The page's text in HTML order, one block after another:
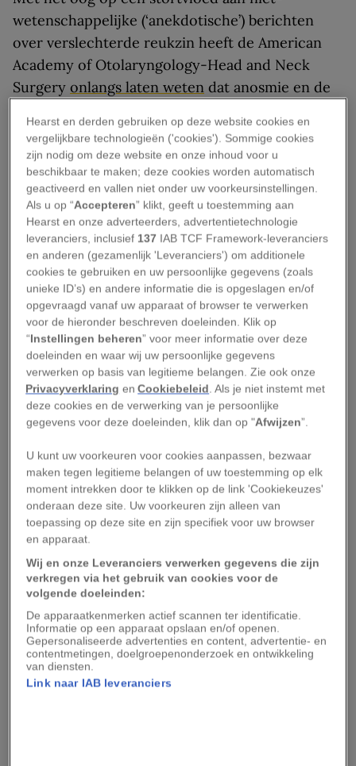
wetenschappelijke (‘anekdotische’) berichten
over verslechterde reukzin heeft de American
Academy of Otolaryngology-Head and Neck
Surgery onlangs laten weten dat anosmie en de
reukzin gebruikt kunnen worden om gevallen
van COVID-19 op het spoor te komen. Volgens
het instituut zijn er steeds meer berichten over
mensen die positief op het coronavirus zijn
getest maar verder geen symptomen vertonen –
behalve dan die geheimzinnige afname van de
reukzin.
Maar andere experts uit de medische wereld
hebben op de rem getrapt, omdat het verband
met het coronavirus niet echt duidelijk is. Tot
dusver heeft de Wereldgezondheidsorganisatie
(WHO) anosmie niet opgevoerd als een van de
‘officiële’ symptomen van COVID-19. Zelfs als er
reukzin op zichzelf niet genoeg om er zeker van
te zijn dat iemand besmet is met het nieuwe
coronavirus, zeggen deze instellingen.
“In het geval van COVID-19 zou het verlies aan
reukzin misschien niet erger zijn dan wat we bij
elke infectie van de bovenste luchtwegen zien,”
zegtSteven Munger
for Smell and Taste in Gainesville, onderdeel van
de University of Florida.
Zo’nveertig procentvan de mensen die lijden
Hearst en derden gebruiken op deze website cookies en
vergelijkbare technologieën ('cookies'). Sommige cookies
zijn nodig om deze website en onze inhoud voor u
beschikbaar te maken; deze cookies worden automatisch
geactiveerd en vallen niet onder uw voorkeursinstellingen.
Als u op “Accepteren” klikt, geeft u toestemming aan
Hearst en onze adverteerders, advertentietechnologie
leveranciers, inclusief 137 IAB TCF Framework-leveranciers
en anderen (gezamenlijk 'Leveranciers') om additionele
cookies te gebruiken en uw persoonlijke gegevens (zoals
unieke ID’s) en andere informatie die is opgeslagen en/of
opgevraagd vanaf uw apparaat of browser te verwerken
voor de hieronder beschreven doeleinden. Klik op
“Instellingen beheren” voor meer informatie over deze
doeleinden en waar wij uw persoonlijke gegevens
verwerken op basis van legitieme belangen. Zie ook onze
Privacyverklaring enCookiebeleid . Als je niet instemt met
deze cookies en de verwerking van je persoonlijke
gegevens voor deze doeleinden, klik dan op "Afwijzen”.
U kunt uw voorkeuren voor cookies aanpassen, bezwaar
maken tegen legitieme belangen of uw toestemming op elk
moment intrekken door te klikken op de link 'Cookiekeuzes'
onderaan deze site. Uw voorkeuren zijn alleen van
toepassing op deze site en zijn specifiek voor uw browser
en apparaat.
Wij en onze Leveranciers verwerken gegevens die zijn
verkregen via het gebruik van cookies voor de
volgende doeleinden:
De apparaatkenmerken actief scannen ter identificatie.
Informatie op een apparaat opslaan en/of openen.
Gepersonaliseerde advertenties en content, advertentie- en
contentmetingen, doelgroepenonderzoek en ontwikkeling
van diensten.
Link naar IAB leveranciers